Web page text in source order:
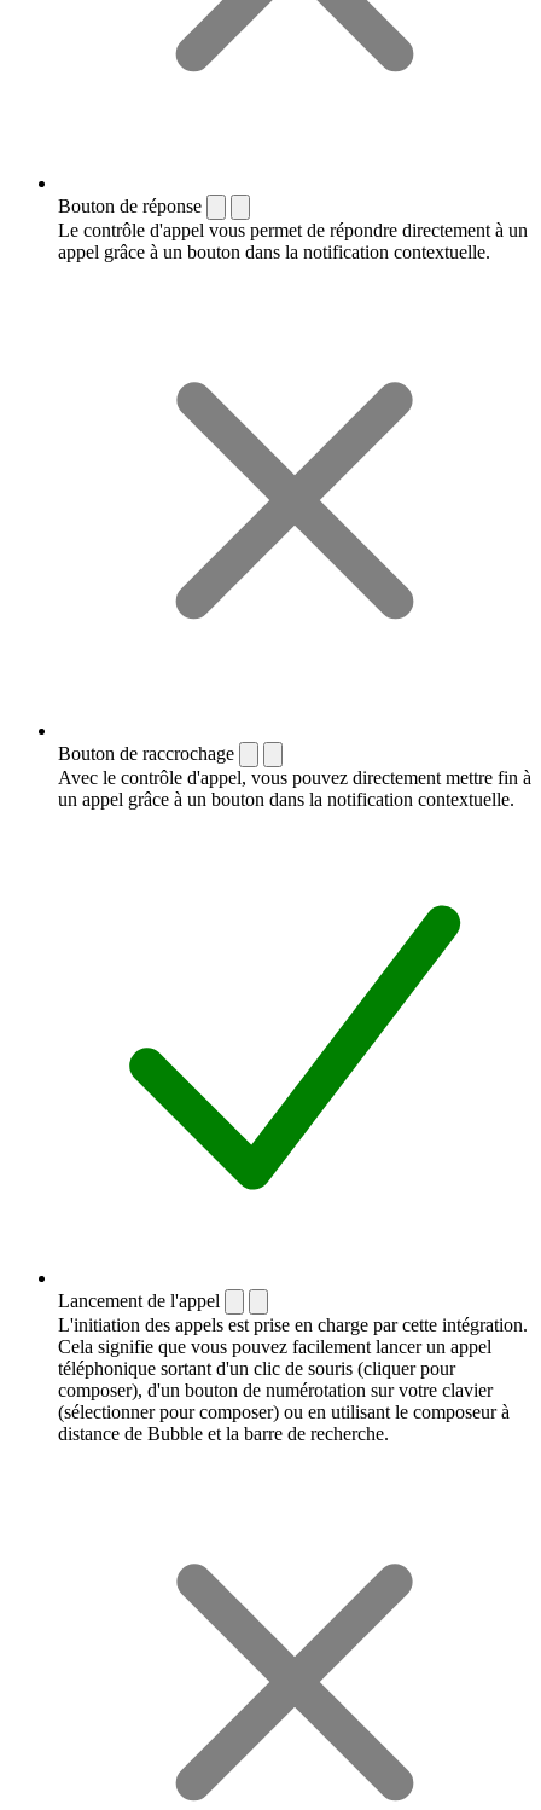
Bouton de réponse
Le contrôle d'appel vous permet de répondre directement à un
appel grâce à un bouton dans la notification contextuelle.
Bouton de raccrochage
Avec le contrôle d'appel, vous pouvez directement mettre fin à
un appel grâce à un bouton dans la notification contextuelle.
Lancement de l'appel
L'initiation des appels est prise en charge par cette intégration.
Cela signifie que vous pouvez facilement lancer un appel
téléphonique sortant d'un clic de souris (cliquer pour
composer), d'un bouton de numérotation sur votre clavier
(sélectionner pour composer) ou en utilisant le composeur à
distance de Bubble et la barre de recherche.